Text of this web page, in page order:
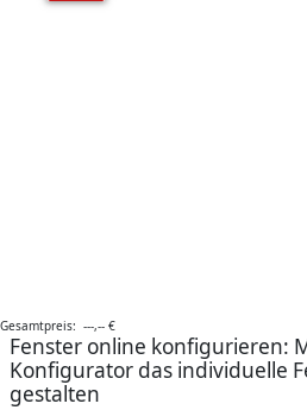
Gesamtpreis: ---,-- €
Fenster online konfigurieren:
Konfigurator das individuelle
gestalten